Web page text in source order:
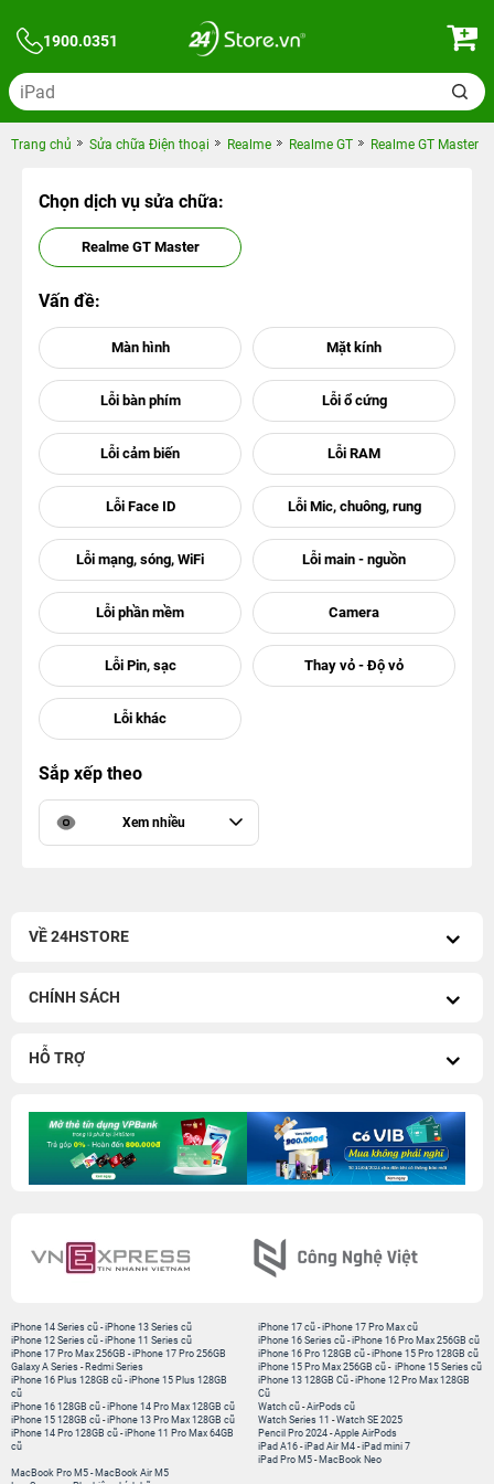
1900.0351
Trang chủ Sửa chữa Điện thoại Realme Realme GT Realme GT Master
Chọn dịch vụ sửa chữa:
Realme GT Master
Vấn đề:
Sắp xếp theo
Xem nhiều
VỀ 24HSTORE
CHÍNH SÁCH
HỖ TRỢ
iPhone 14 Series cũ -iPhone 13 Series cũ
iPhone 12 Series cũ -iPhone 11 Series cũ
iPhone 17 Pro Max 256GB -iPhone 17 Pro 256GB
Galaxy A Series - Redmi Series
iPhone 17 cũ -iPhone 17 Pro Max cũ
iPhone 16 Series cũ - iPhone 16 Pro Max 256GB cũ
iPhone 16 Pro 128GB cũ -iPhone 15 Pro 128GB cũ
iPhone 15 Pro Max 256GB cũ - iPhone 15 Series cũ
iPhone 16 Plus 128GB cũ -iPhone 15 Plus 128GB
cũ
iPhone 16 128GB cũ -iPhone 14 Pro Max 128GB cũ
iPhone 15 128GB cũ -iPhone 13 Pro Max 128GB cũ
iPhone 14 Pro 128GB cũ -iPhone 11 Pro Max 64GB
cũ
iPhone 13 128GB Cũ -iPhone 12 Pro Max 128GB
Cũ
Watch cũ -AirPods cũ
Watch Series 11 -Watch SE 2025
Pencil Pro 2024 -Apple AirPods
iPad A16 -iPad Air M4 -iPad mini 7
iPad Pro M5 - MacBook Neo
MacBook Pro M5 - MacBook Air M5